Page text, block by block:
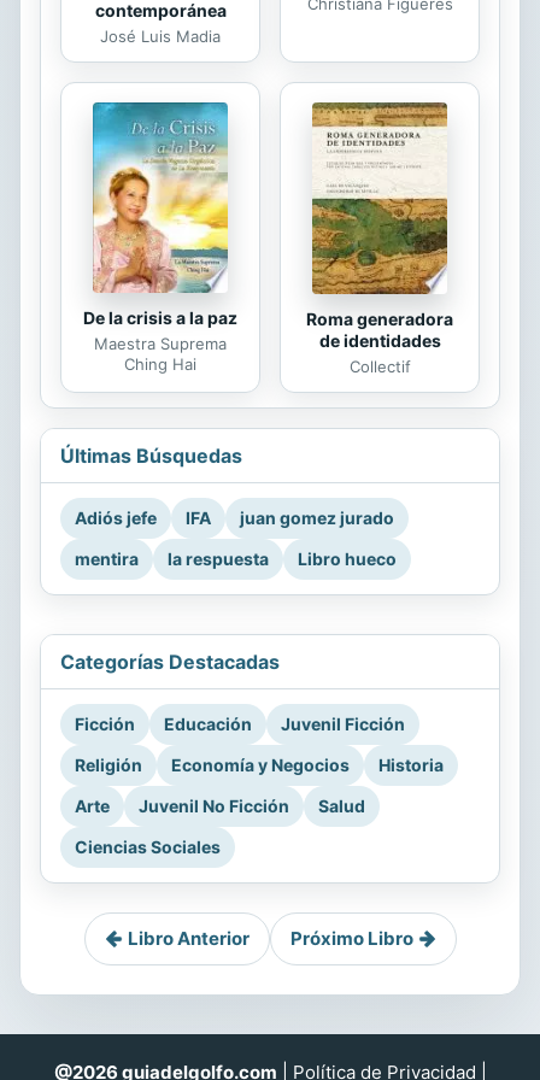
contemporánea
José Luis Madia
De la crisis a la paz
Maestra Suprema
Ching Hai
Roma generadora
de identidades
Collectif
Últimas Búsquedas
Adiós jefe IFA
juan gomez jurado
mentira
la respuesta Libro hueco
Categorías Destacadas
Ficción Educación
Juvenil Ficción
Religión
Economía y Negocios
Historia
Arte
Juvenil No Ficción
Salud
Ciencias Sociales
Libro Anterior Próximo Libro
@2026 guiadelgolfo.com Política de Privacidad